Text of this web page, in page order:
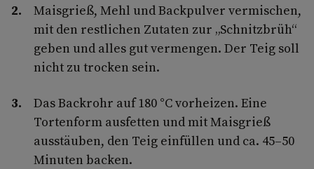
Maisgrieß, Mehl und Backpulver vermischen,
mit den restlichen Zutaten zur „Schnitzbrüh“
geben und alles gut vermengen. Der Teig soll
nicht zu trocken sein.
Das Backrohr auf 180 °C vorheizen. Eine
Tortenform ausfetten und mit Maisgrieß
ausstäuben, den Teig einfüllen und ca. 45–50
Minuten backen.